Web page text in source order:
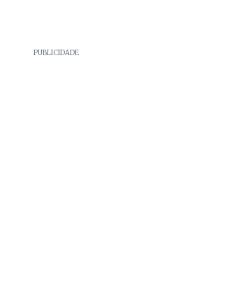
PUBLICIDADE